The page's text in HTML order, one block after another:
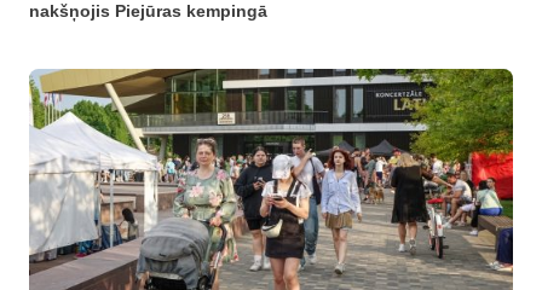
nakšņojis Piejūras kempingā